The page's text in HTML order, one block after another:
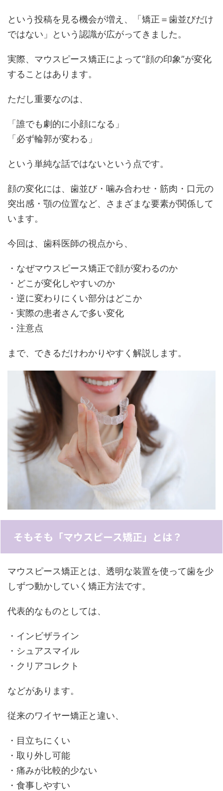
という投稿を見る機会が増え、「矯正＝歯並びだけ
ではない」という認識が広がってきました。
実際、マウスピース矯正によって“顔の印象”が変化
することはあります。
ただし重要なのは、
「誰でも劇的に小顔になる」
「必ず輪郭が変わる」
という単純な話ではないという点です。
顔の変化には、歯並び・噛み合わせ・筋肉・口元の
突出感・顎の位置など、さまざまな要素が関係して
います。
今回は、歯科医師の視点から、
・なぜマウスピース矯正で顔が変わるのか
・どこが変化しやすいのか
・逆に変わりにくい部分はどこか
・実際の患者さんで多い変化
・注意点
まで、できるだけわかりやすく解説します。
そもそも「マウスピース矯正」とは？
マウスピース矯正とは、透明な装置を使って歯を少
しずつ動かしていく矯正方法です。
代表的なものとしては、
・インビザライン
・シュアスマイル
・クリアコレクト
などがあります。
従来のワイヤー矯正と違い、
・目立ちにくい
・取り外し可能
・痛みが比較的少ない
・食事しやすい